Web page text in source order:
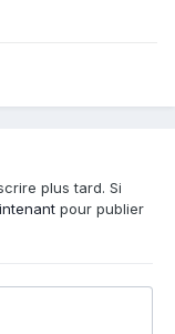
plus tard. Si
pour publier